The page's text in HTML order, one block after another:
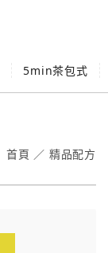
5min茶包式
首頁 ／ 精品配方